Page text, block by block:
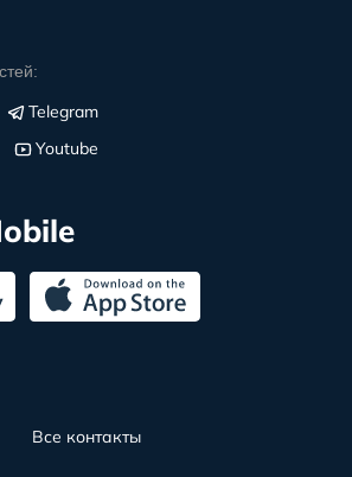
Telegram
Youtube
Все контакты